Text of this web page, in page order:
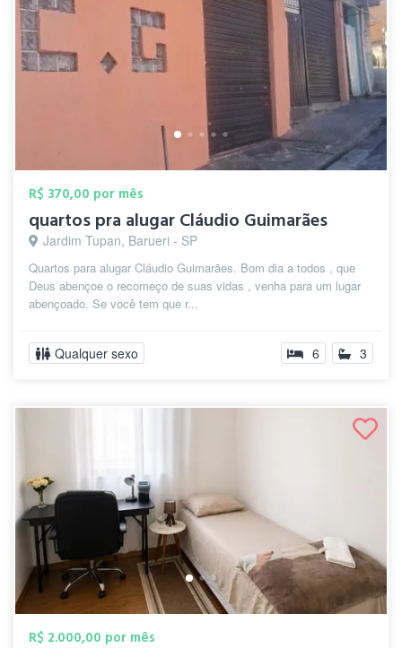
R$ 370,00 por mês
quartos pra alugar Cláudio Guimarães
Jardim Tupan, Barueri - SP
Quartos para alugar Cláudio Guimarães. Bom dia a todos , que
Deus abençoe o recomeço de suas vidas , venha para um lugar
abençoado. Se você tem que r...
Qualquer sexo 6 3
R$ 2.000,00 por mês